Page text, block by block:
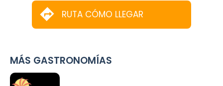
RUTA CÓMO LLEGAR
MÁS GASTRONOMÍAS